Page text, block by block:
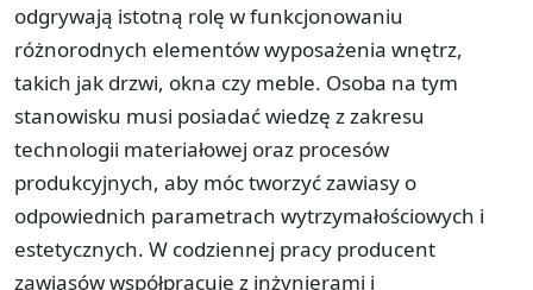
odgrywają istotną rolę w funkcjonowaniu
różnorodnych elementów wyposażenia wnętrz,
takich jak drzwi, okna czy meble. Osoba na tym
stanowisku musi posiadać wiedzę z zakresu
technologii materiałowej oraz procesów
produkcyjnych, aby móc tworzyć zawiasy o
odpowiednich parametrach wytrzymałościowych i
estetycznych. W codziennej pracy producent
zawiasów współpracuje z inżynierami i